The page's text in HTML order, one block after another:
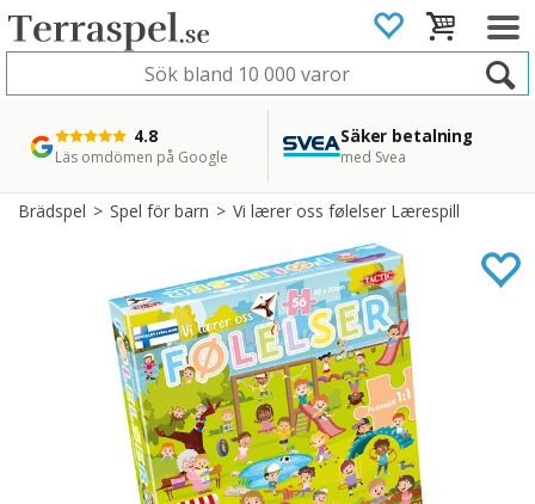
4.8
Läs omdömen på Google
Säker betalning
med Svea
Snabb leverans
Direkt från lager
45 dagars ångerrätt
Enkel retur
Brädspel>Spel för barn>Vi lærer oss følelser Lærespill